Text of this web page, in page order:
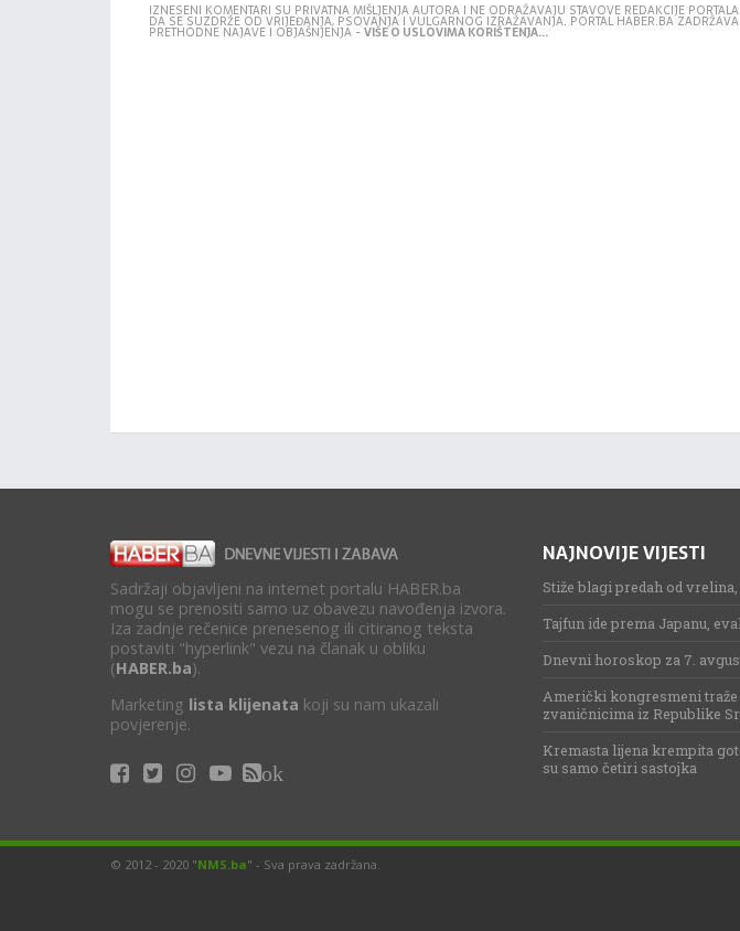
IZNESENI KOMENTARI SU PRIVATNA MIŠLJENJA AUTORA I NE ODRAŽAVAJU STAVOVE REDAKCIJE
DA SE SUZDRŽE OD VRIJEĐANJA, PSOVANJA I VULGARNOG IZRAŽAVANJA. PORTAL HABER.BA
PRETHODNE NAJAVE I OBJAŠNJENJA -VIŠE O USLOVIMA KORIŠTENJA...
Sadržaji objavljeni na internet portalu HABER.ba
mogu se prenositi samo uz obavezu navođenja izvora.
Iza zadnje rečenice prenesenog ili citiranog teksta
postaviti "hyperlink" vezu na članak u obliku
(HABER.ba).
Marketing lista klijenata koji su nam ukazali
povjerenje.
ok
NAJNOVIJE VIJESTI
Stiže blagi predah od
Tajfun ide prema Japanu,
Dnevni horoskop za 7.
Američki kongresmeni
zvaničnicima iz Republike
Kremasta lijena krempita
su samo četiri sastojka
© 2012 - 2020 "NMS.ba" - Sva prava zadržana.